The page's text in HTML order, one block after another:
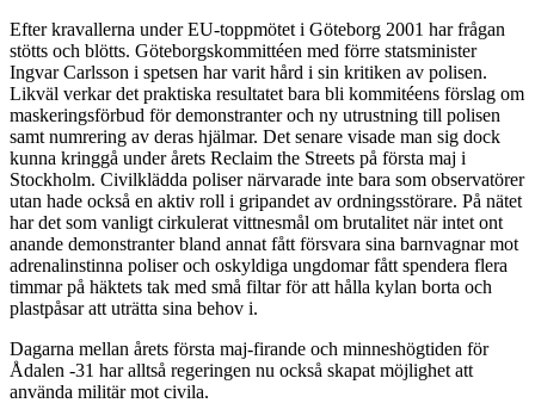
Efter kravallerna under EU-toppmötet i Göteborg 2001 har frågan
stötts och blötts. Göteborgskommittéen med förre statsminister
Ingvar Carlsson i spetsen har varit hård i sin kritiken av polisen.
Likväl verkar det praktiska resultatet bara bli kommitéens förslag om
maskeringsförbud för demonstranter och ny utrustning till polisen
samt numrering av deras hjälmar. Det senare visade man sig dock
kunna kringgå under årets Reclaim the Streets på första maj i
Stockholm. Civilklädda poliser närvarade inte bara som observatörer
utan hade också en aktiv roll i gripandet av ordningsstörare. På nätet
har det som vanligt cirkulerat vittnesmål om brutalitet när intet ont
anande demonstranter bland annat fått försvara sina barnvagnar mot
adrenalinstinna poliser och oskyldiga ungdomar fått spendera flera
timmar på häktets tak med små filtar för att hålla kylan borta och
plastpåsar att uträtta sina behov i.
Dagarna mellan årets första maj-firande och minneshögtiden för
Ådalen -31 har alltså regeringen nu också skapat möjlighet att
använda militär mot civila.